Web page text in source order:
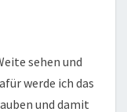
sehen und
werde ich das
und damit